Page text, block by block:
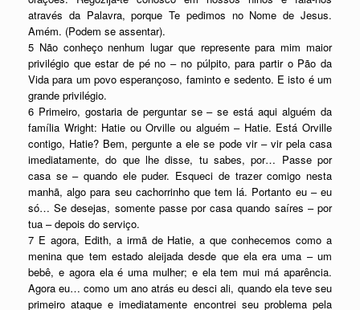
através da Palavra, porque Te pedimos no Nome de Jesus.
Amém. (Podem se assentar).
5 Não conheço nenhum lugar que represente para mim maior
privilégio que estar de pé no – no púlpito, para partir o Pão da
Vida para um povo esperançoso, faminto e sedento. E isto é um
grande privilégio.
6 Primeiro, gostaria de perguntar se – se está aqui alguém da
família Wright: Hatie ou Orville ou alguém – Hatie. Está Orville
contigo, Hatie? Bem, pergunte a ele se pode vir – vir pela casa
imediatamente, do que lhe disse, tu sabes, por… Passe por
casa se – quando ele puder. Esqueci de trazer comigo nesta
manhã, algo para seu cachorrinho que tem lá. Portanto eu – eu
só… Se desejas, somente passe por casa quando saíres – por
tua – depois do serviço.
7 E agora, Edith, a irmã de Hatie, a que conhecemos como a
menina que tem estado aleijada desde que ela era uma – um
bebê, e agora ela é uma mulher; e ela tem mui má aparência.
Agora eu… como um ano atrás eu desci ali, quando ela teve seu
primeiro ataque e imediatamente encontrei seu problema pela